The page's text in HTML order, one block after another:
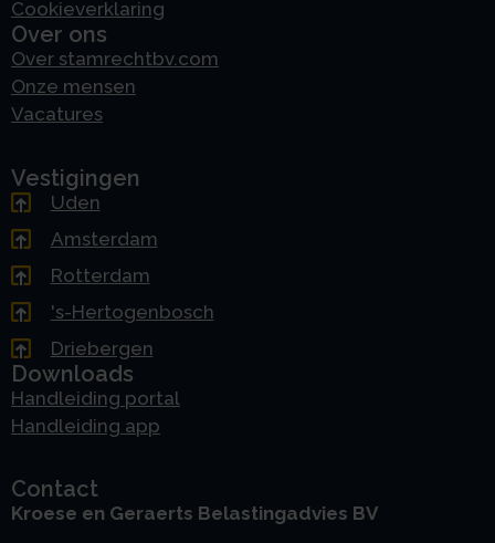
Cookieverklaring
Over ons
Over stamrechtbv.com
Onze mensen
Vacatures
Vestigingen
Uden
Amsterdam
Rotterdam
's-Hertogenbosch
Driebergen
Downloads
Handleiding portal
Handleiding app
Contact
Kroese en Geraerts Belastingadvies BV